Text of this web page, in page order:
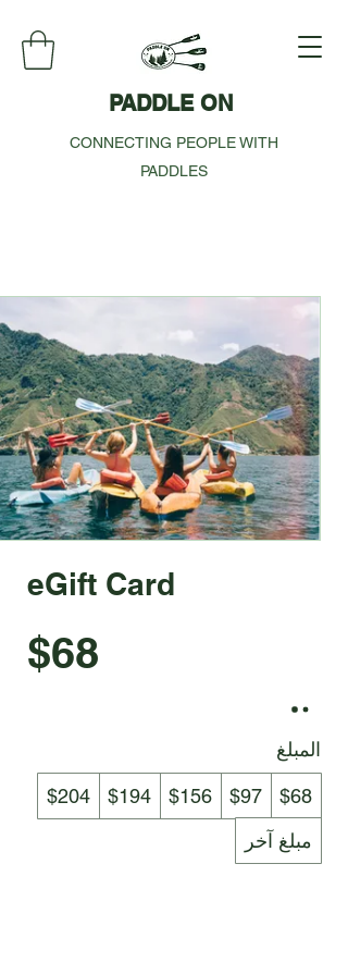
PADDLE ON
CONNECTING PEOPLE WITH
PADDLES
eGift Card
$68
المبلغ
$68
$97
$156
$194
$204
مبلغ آخر